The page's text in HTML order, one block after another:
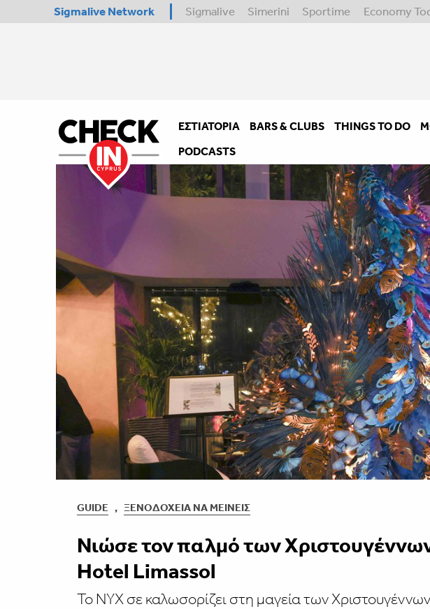
Sigmalive Network Sigmalive Simerini Sportime Economy
ΕΣΤΙΑΤΌΡΙΑ BARS & CLUBS THINGS TO DO
PODCASTS
GUIDE , ΞΕΝΟΔΟΧΕΊΑ ΝΑ ΜΕΊΝΕΙΣ
Νιώσε τον παλμό των
Hotel Limassol
To ΝΥΧ σε καλωσορίζει στη μαγεία των